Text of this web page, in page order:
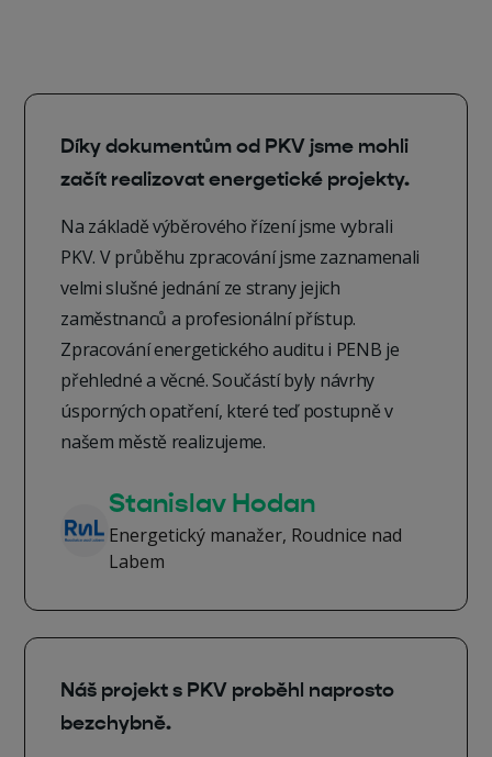
Díky dokumentům od PKV jsme mohli
začít realizovat energetické projekty.
Na základě výběrového řízení jsme vybrali
PKV. V průběhu zpracování jsme zaznamenali
velmi slušné jednání ze strany jejich
zaměstnanců a profesionální přístup.
Zpracování energetického auditu i PENB je
přehledné a věcné. Součástí byly návrhy
úsporných opatření, které teď postupně v
našem městě realizujeme.
Stanislav Hodan
Energetický manažer, Roudnice nad
Labem
Náš projekt s PKV proběhl naprosto
bezchybně.